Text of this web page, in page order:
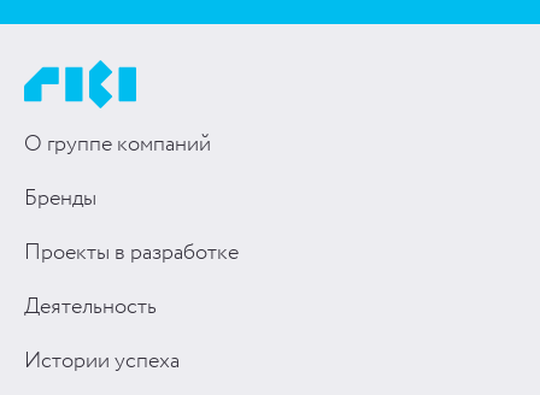
О группе компаний
Бренды
Проекты в разработке
Деятельность
Истории успеха